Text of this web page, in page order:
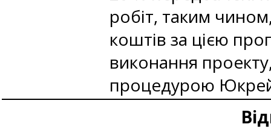
робіт, таким
коштів за цією
виконання
процедурою